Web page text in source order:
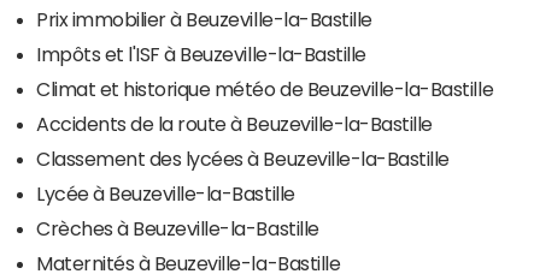
Prix immobilier à Beuzeville-la-Bastille
Impôts et l'ISF à Beuzeville-la-Bastille
Climat et historique météo de Beuzeville-la-Bastille
Accidents de la route à Beuzeville-la-Bastille
Classement des lycées à Beuzeville-la-Bastille
Lycée à Beuzeville-la-Bastille
Crèches à Beuzeville-la-Bastille
Maternités à Beuzeville-la-Bastille